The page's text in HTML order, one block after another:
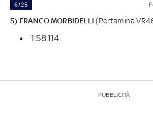
6/25
5) FRANCO MORBIDELLI(Pertamina
1:58.114
PUBBLICITÀ